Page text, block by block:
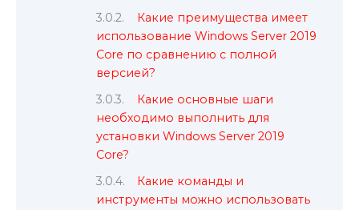
Какие преимущества имеет
использование Windows Server 2019
Core по сравнению с полной
версией?
Какие основные шаги
необходимо выполнить для
установки Windows Server 2019
Core?
Какие команды и
инструменты можно использовать